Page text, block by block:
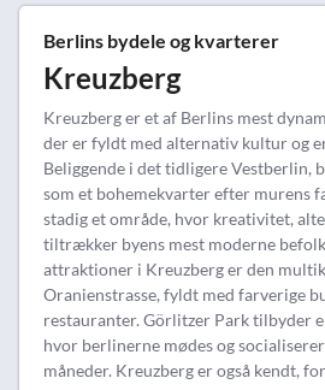
Berlins bydele og kvarterer
Kreuzberg
Kreuzberg er et af Berlins mest
der er fyldt med alternativ kultur og
Beliggende i det tidligere Vestberlin,
som et bohemekvarter efter murens
stadig et område, hvor kreativitet,
tiltrækker byens mest moderne
attraktioner i Kreuzberg er den
Oranienstrasse, fyldt med farverige
restauranter. Görlitzer Park tilbyder
hvor berlinerne mødes og
måneder. Kreuzberg er også kendt,